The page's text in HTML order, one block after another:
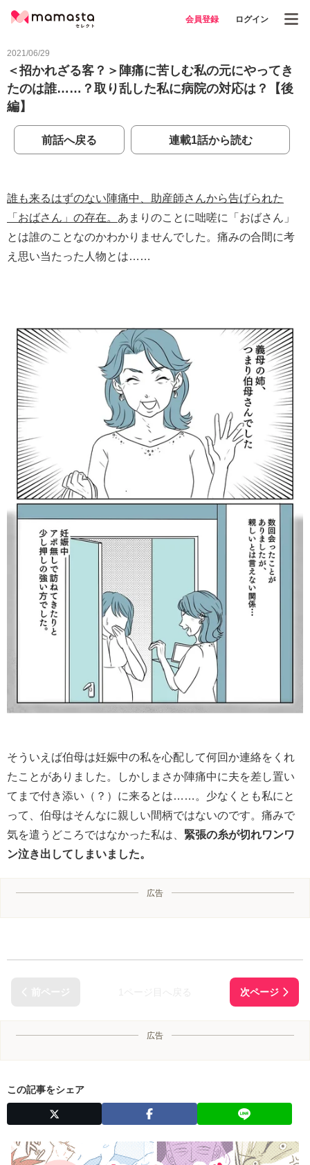
会員登録 ログイン
2021/06/29
＜招かれざる客？＞陣痛に苦しむ私の元にやってき
たのは誰……？取り乱した私に病院の対応は？【後
編】
前話へ戻る 連載1話から読む
誰も来るはずのない陣痛中、助産師さんから告げられた
「おばさん」の存在。 あまりのことに咄嗟に「おばさん」
とは誰のことなのかわかりませんでした。痛みの合間に考
え思い当たった人物とは……
そういえば伯母は妊娠中の私を心配して何回か連絡をくれ
たことがありました。しかしまさか陣痛中に夫を差し置い
てまで付き添い（？）に来るとは……。少なくとも私にと
って、伯母はそんなに親しい間柄ではないのです。痛みで
気を遣うどころではなかった私は、 緊張の糸が切れワンワ
ン泣き出してしまいました。
広告
広告
この記事をシェア